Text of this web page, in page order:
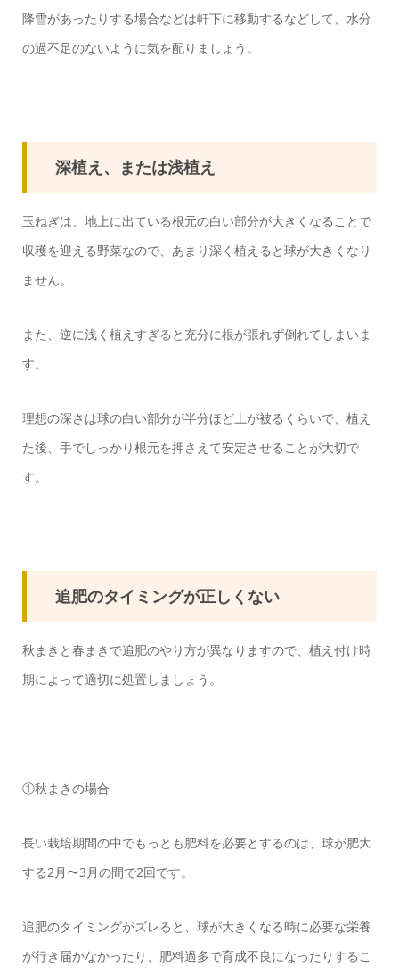
降雪があったりする場合などは軒下に移動するなどして、水分
の過不足のないように気を配りましょう。
深植え、または浅植え
玉ねぎは、地上に出ている根元の白い部分が大きくなることで
収穫を迎える野菜なので、あまり深く植えると球が大きくなり
ません。
また、逆に浅く植えすぎると充分に根が張れず倒れてしまいま
す。
理想の深さは球の白い部分が半分ほど土が被るくらいで、植え
た後、手でしっかり根元を押さえて安定させることが大切で
す。
追肥のタイミングが正しくない
秋まきと春まきで追肥のやり方が異なりますので、植え付け時
期によって適切に処置しましょう。
①秋まきの場合
長い栽培期間の中でもっとも肥料を必要とするのは、球が肥大
する2月〜3月の間で2回です。
追肥のタイミングがズレると、球が大きくなる時に必要な栄養
が行き届かなかったり、肥料過多で育成不良になったりするこ